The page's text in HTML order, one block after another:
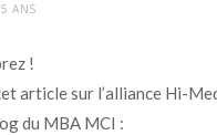
ANS
!
article sur l’alliance Hi-
du MBA MCI :